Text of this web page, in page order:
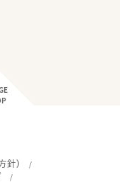
）